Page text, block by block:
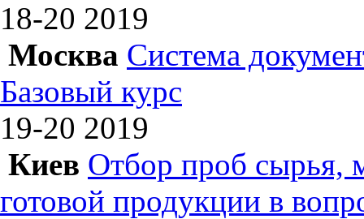
18-20 2019
Москва Система
Базовый курс
19-20 2019
Киев Отбор проб сырья,
готовой продукции в